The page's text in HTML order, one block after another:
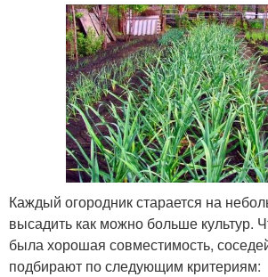
Каждый огородник старается на
высадить как можно больше культур.
была хорошая совместимость,
подбирают по следующим критериям: